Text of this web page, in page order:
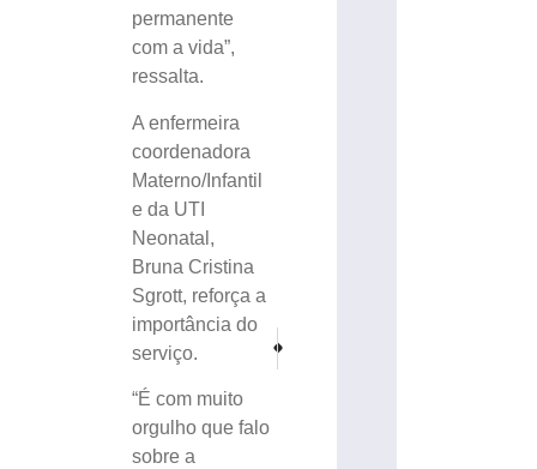
permanente
com a vida”,
ressalta.
A enfermeira
coordenadora
Materno/Infantil
e da UTI
Neonatal,
Bruna Cristina
Sgrott, reforça a
importância do
serviço.
“É com muito
orgulho que falo
sobre a